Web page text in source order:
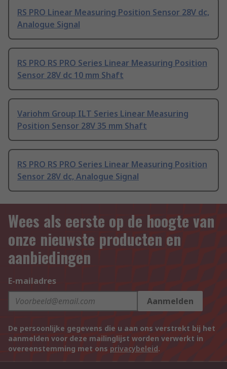
RS PRO Linear Measuring Position Sensor 28V dc,
Analogue Signal
RS PRO RS PRO Series Linear Measuring Position
Sensor 28V dc 10 mm Shaft
Variohm Group ILT Series Linear Measuring
Position Sensor 28V 35 mm Shaft
RS PRO RS PRO Series Linear Measuring Position
Sensor 28V dc, Analogue Signal
Wees als eerste op de hoogte van
onze nieuwste producten en
aanbiedingen
E-mailadres
Aanmelden
De persoonlijke gegevens die u aan ons verstrekt bij het
aanmelden voor deze mailinglijst worden verwerkt in
overeenstemming met ons privacybeleid.